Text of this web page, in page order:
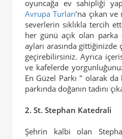
oyuncağa ev sahipliği
Avrupa Turları’na çıkan
severlerin sıklıkla tercih
her günü açık olan
ayları arasında
geçirebilirsiniz. Ayrıca
ve kafelerde
En Güzel Parkı " olarak
parkında doğanın tadını
2. St. Stephan Katedrali
Şehrin kalbi olan